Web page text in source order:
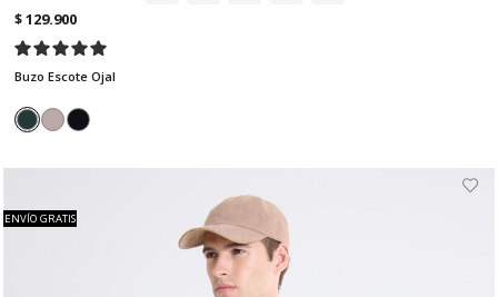
$ 129.900
Buzo Escote Ojal
ENVÍO GRATIS